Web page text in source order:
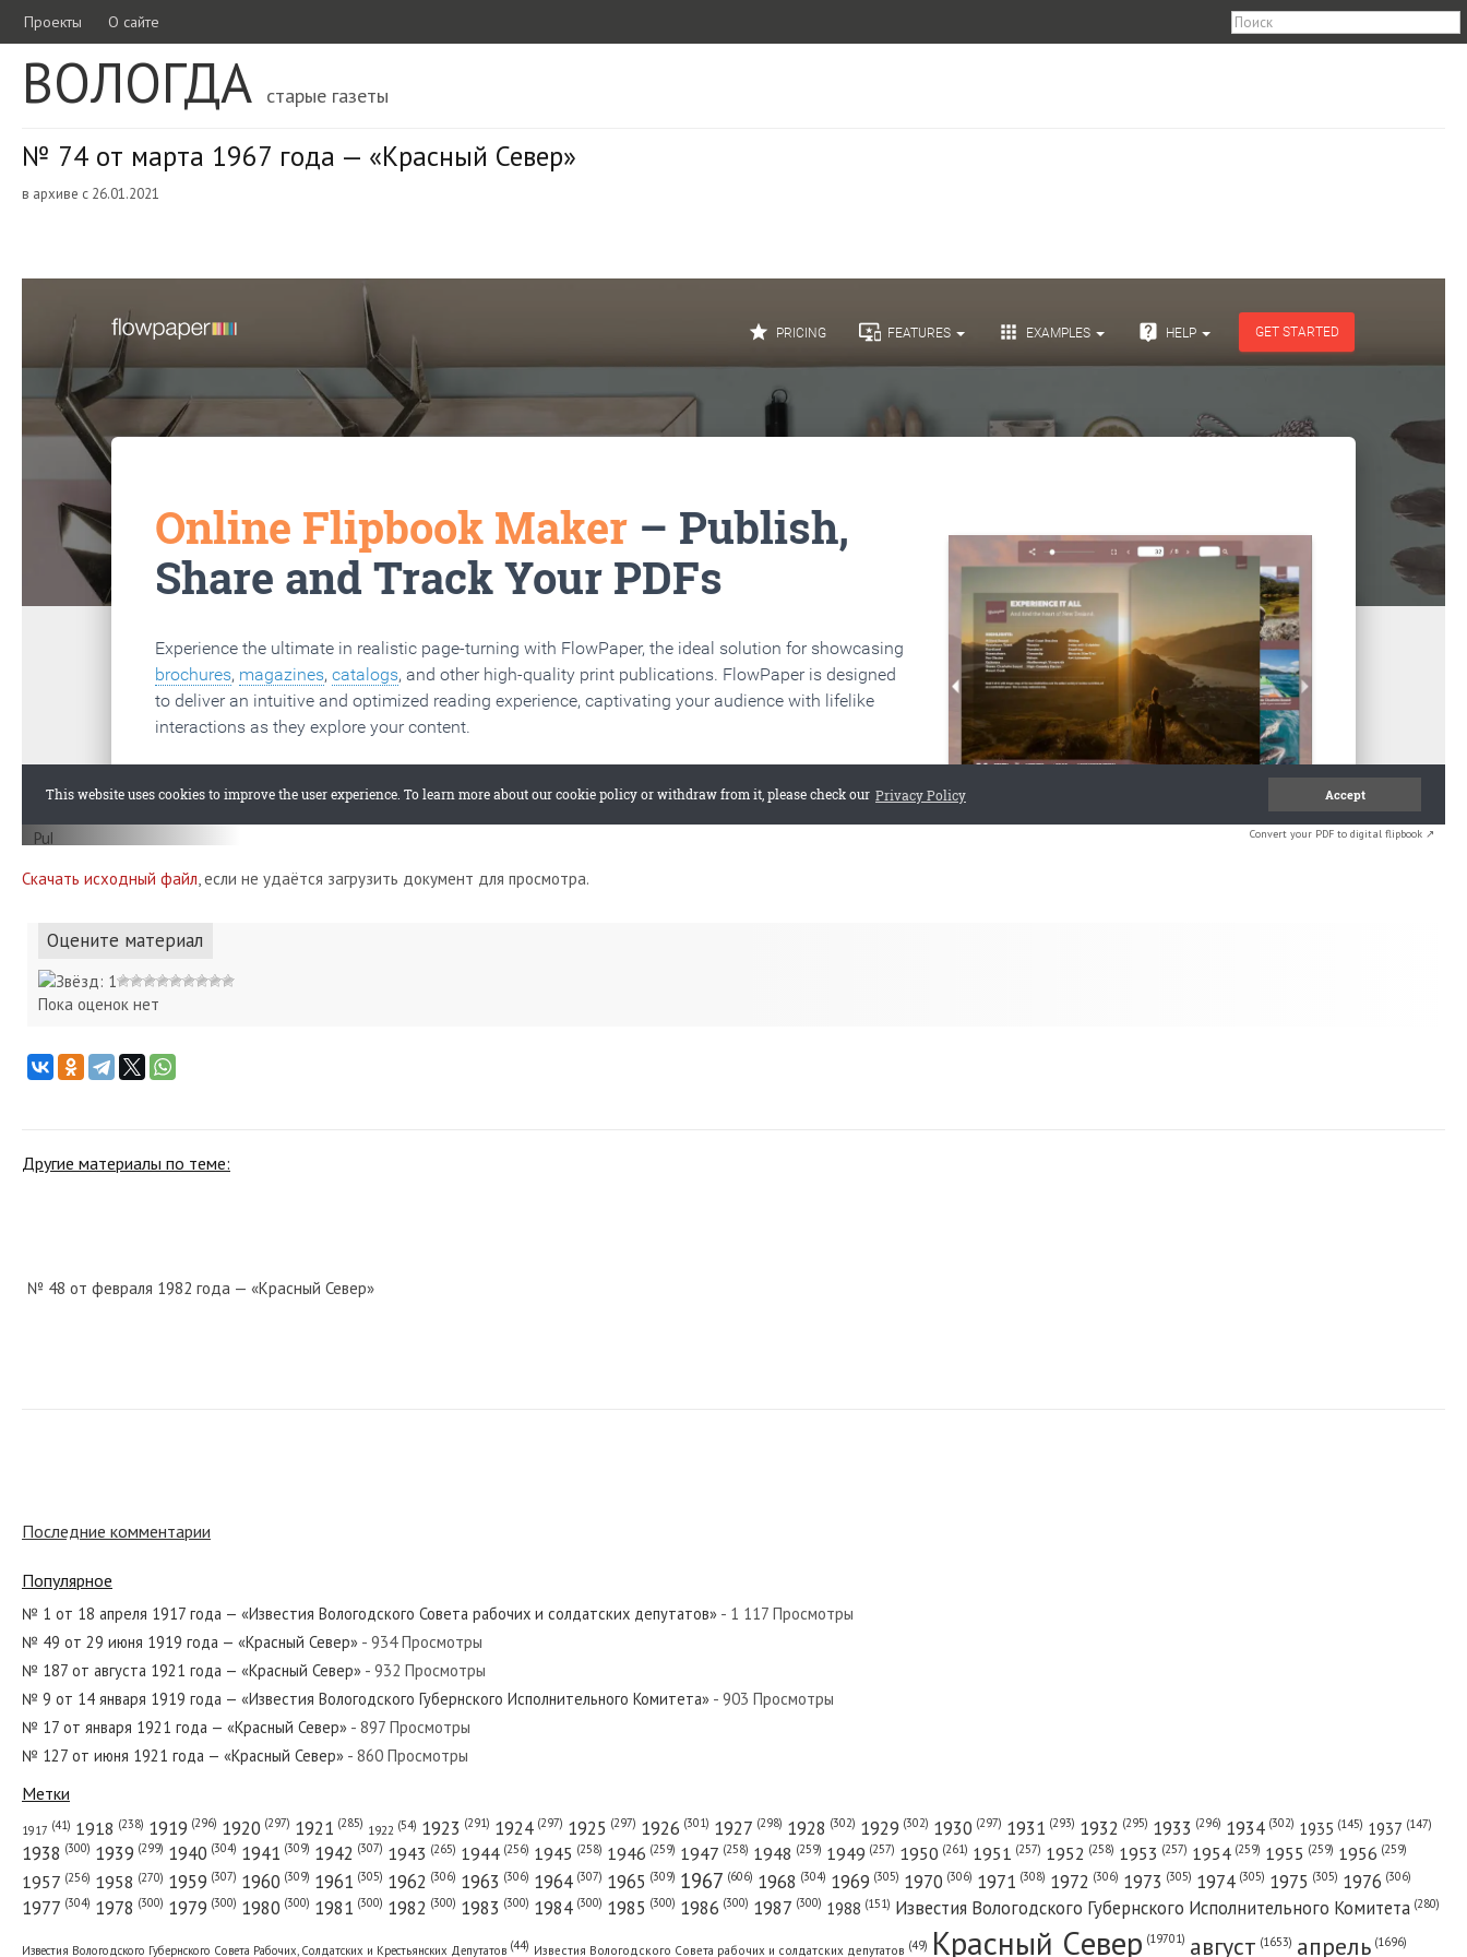
Проекты О сайте
ВОЛОГДА старые газеты
№ 74 от марта 1967 года — «Красный Север»
в архиве с 26.01.2021
Convert your PDF to digital flipbook ↗
Скачать исходный файл, если не удаётся загрузить документ для просмотра.
Оцените материал
Пока оценок нет
Другие материалы по теме:
№ 48 от февраля 1982 года — «Красный Север»
№ 213 от октября 1957 года — «Красный Север»
№ 109 от мая 1981 года — «Красный Север»
№ 136 от июня 1937 года — «Красный Север»
Последние комментарии
Популярное
№ 1 от 18 апреля 1917 года — «Известия Вологодского Совета рабочих и солдатских депутатов» - 1 117 Просмотры
№ 49 от 29 июня 1919 года — «Красный Север» - 934 Просмотры
№ 187 от августа 1921 года — «Красный Север» - 932 Просмотры
№ 9 от 14 января 1919 года — «Известия Вологодского Губернского Исполнительного Комитета» - 903 Просмотры
№ 17 от января 1921 года — «Красный Север» - 897 Просмотры
№ 127 от июня 1921 года — «Красный Север» - 860 Просмотры
Метки
1917 (41) 1918 (238) 1919 (296) 1920 (297) 1921 (285) 1922 (54) 1923 (291) 1924 (297) 1925 (297) 1926 (301) 1927 (298) 1928 (302) 1929 (302) 1930 (297) 1931 (293) 1932 (295) 1933 (296) 1934 (302) 1935 (145) 1937 (147)
1938 (300) 1939 (299) 1940 (304) 1941 (309) 1942 (307) 1943 (265) 1944 (256) 1945 (258) 1946 (259) 1947 (258) 1948 (259) 1949 (257) 1950 (261) 1951 (257) 1952 (258) 1953 (257) 1954 (259) 1955 (259) 1956 (259)
1957 (256) 1958 (270) 1959 (307) 1960 (309) 1961 (305) 1962 (306) 1963 (306) 1964 (307) 1965 (309) 1967 (606) 1968 (304) 1969 (305) 1970 (306) 1971 (308) 1972 (306) 1973 (305) 1974 (305) 1975 (305) 1976 (306)
1977 (304) 1978 (300) 1979 (300) 1980 (300) 1981 (300) 1982 (300) 1983 (300) 1984 (300) 1985 (300) 1986 (300) 1987 (300) 1988 (151) Известия Вологодского Губернского Исполнительного Комитета (280)
Известия Вологодского Губернского Совета Рабочих, Солдатских и Крестьянских Депутатов (44) Известия Вологодского Совета рабочих и солдатских депутатов (49) Красный Cевер (19701) август (1653) апрель (1696)